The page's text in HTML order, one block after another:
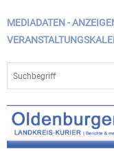
MEDIADATEN -